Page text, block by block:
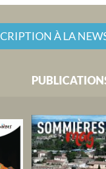
À LA